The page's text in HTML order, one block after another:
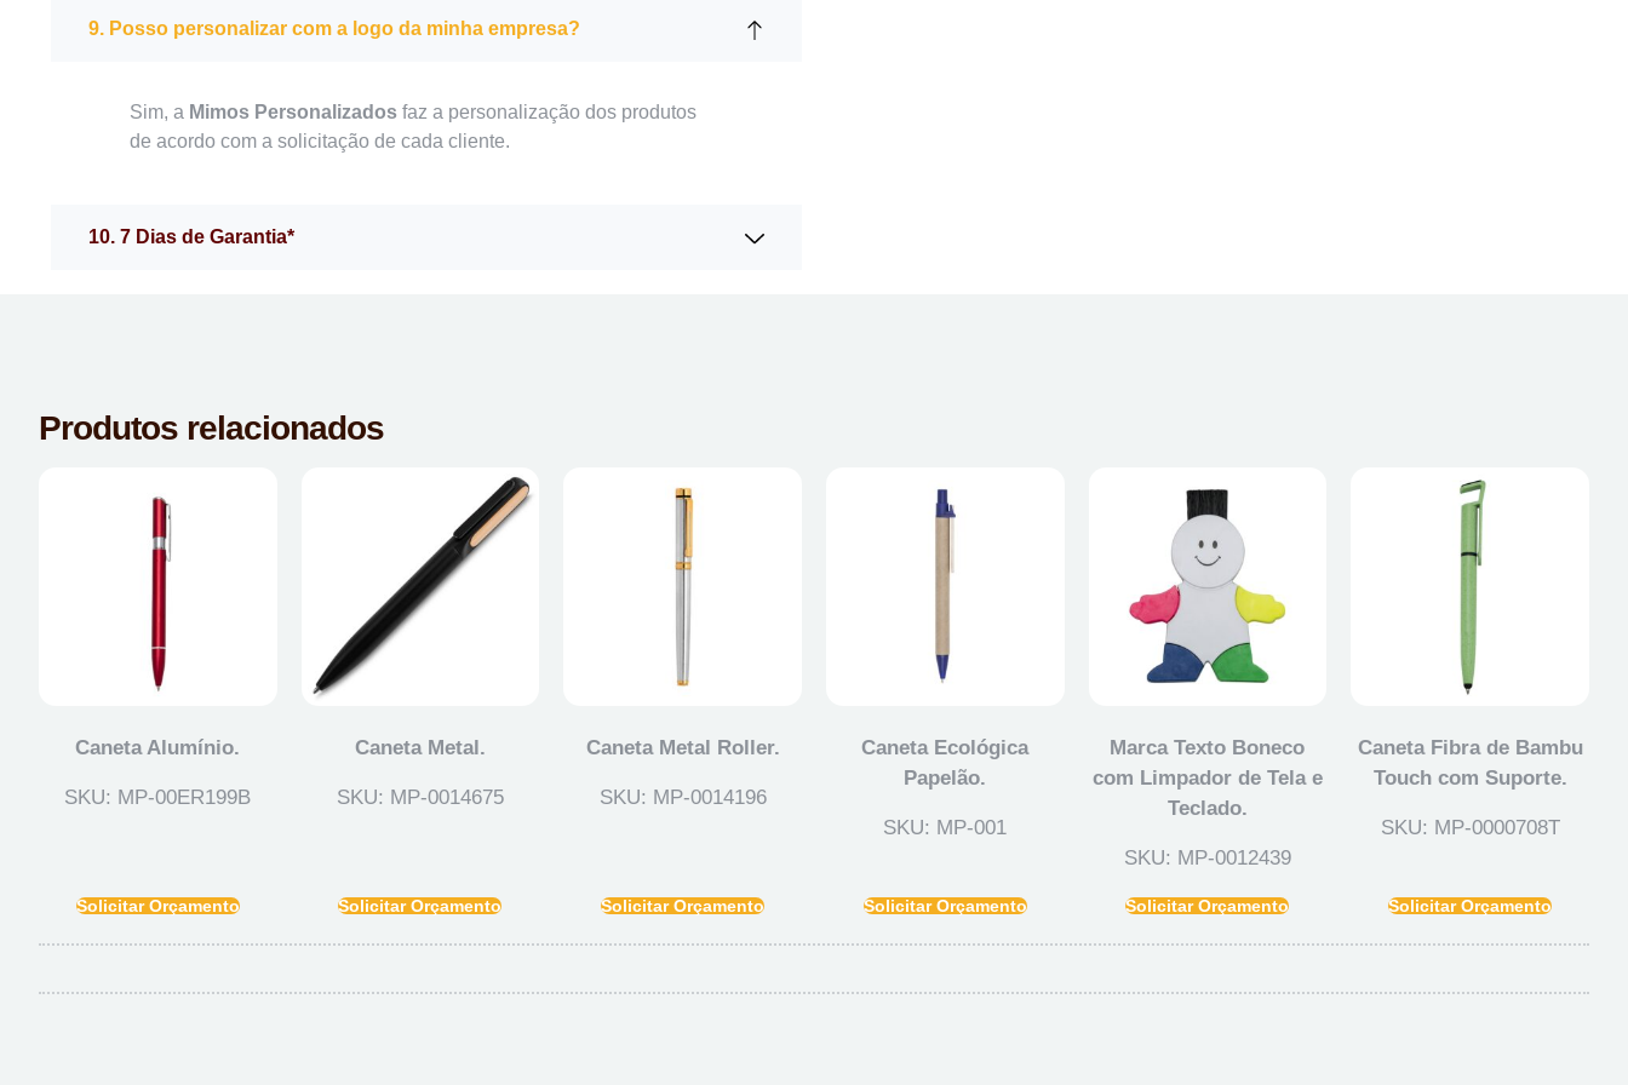
9. Posso personalizar com a logo da minha empresa?
Sim, a Mimos Personalizados faz a personalização dos produtos
de acordo com a solicitação de cada cliente.
10. 7 Dias de Garantia*
Produtos relacionados
Caneta Alumínio.
SKU: MP-00ER199B
Solicitar Orçamento
Caneta Metal.
SKU: MP-0014675
Solicitar Orçamento
Caneta Metal Roller.
SKU: MP-0014196
Solicitar Orçamento
Caneta Ecológica
Papelão.
SKU: MP-001
Solicitar Orçamento
Marca Texto Boneco
com Limpador de Tela e
Teclado.
SKU: MP-0012439
Solicitar Orçamento
Caneta Fibra de Bambu
Touch com Suporte.
SKU: MP-0000708T
Solicitar Orçamento